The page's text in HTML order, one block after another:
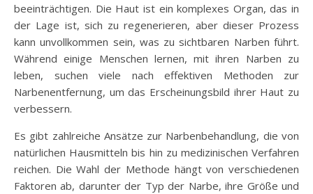
beeinträchtigen. Die Haut ist ein komplexes Organ, das in
der Lage ist, sich zu regenerieren, aber dieser Prozess
kann unvollkommen sein, was zu sichtbaren Narben führt.
Während einige Menschen lernen, mit ihren Narben zu
leben, suchen viele nach effektiven Methoden zur
Narbenentfernung, um das Erscheinungsbild ihrer Haut zu
verbessern.
Es gibt zahlreiche Ansätze zur Narbenbehandlung, die von
natürlichen Hausmitteln bis hin zu medizinischen Verfahren
reichen. Die Wahl der Methode hängt von verschiedenen
Faktoren ab, darunter der Typ der Narbe, ihre Größe und